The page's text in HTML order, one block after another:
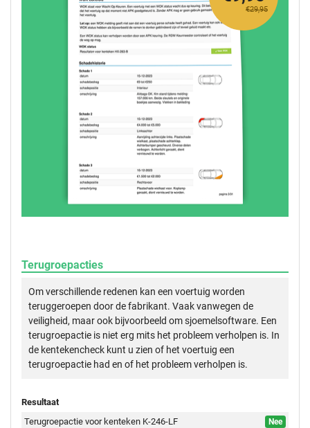
€29,95
Terugroepacties
Om verschillende redenen kan een voertuig worden
teruggeroepen door de fabrikant. Vaak vanwegen de
veiligheid, maar ook bijvoorbeeld om sjoemelsoftware. Een
terugroepactie is niet erg mits het probleem verholpen is. In
de kentekencheck kunt u zien of het voertuig een
terugroepactie had en of het probleem verholpen is.
Resultaat
Terugroepactie voor kenteken K-246-LF
Nee